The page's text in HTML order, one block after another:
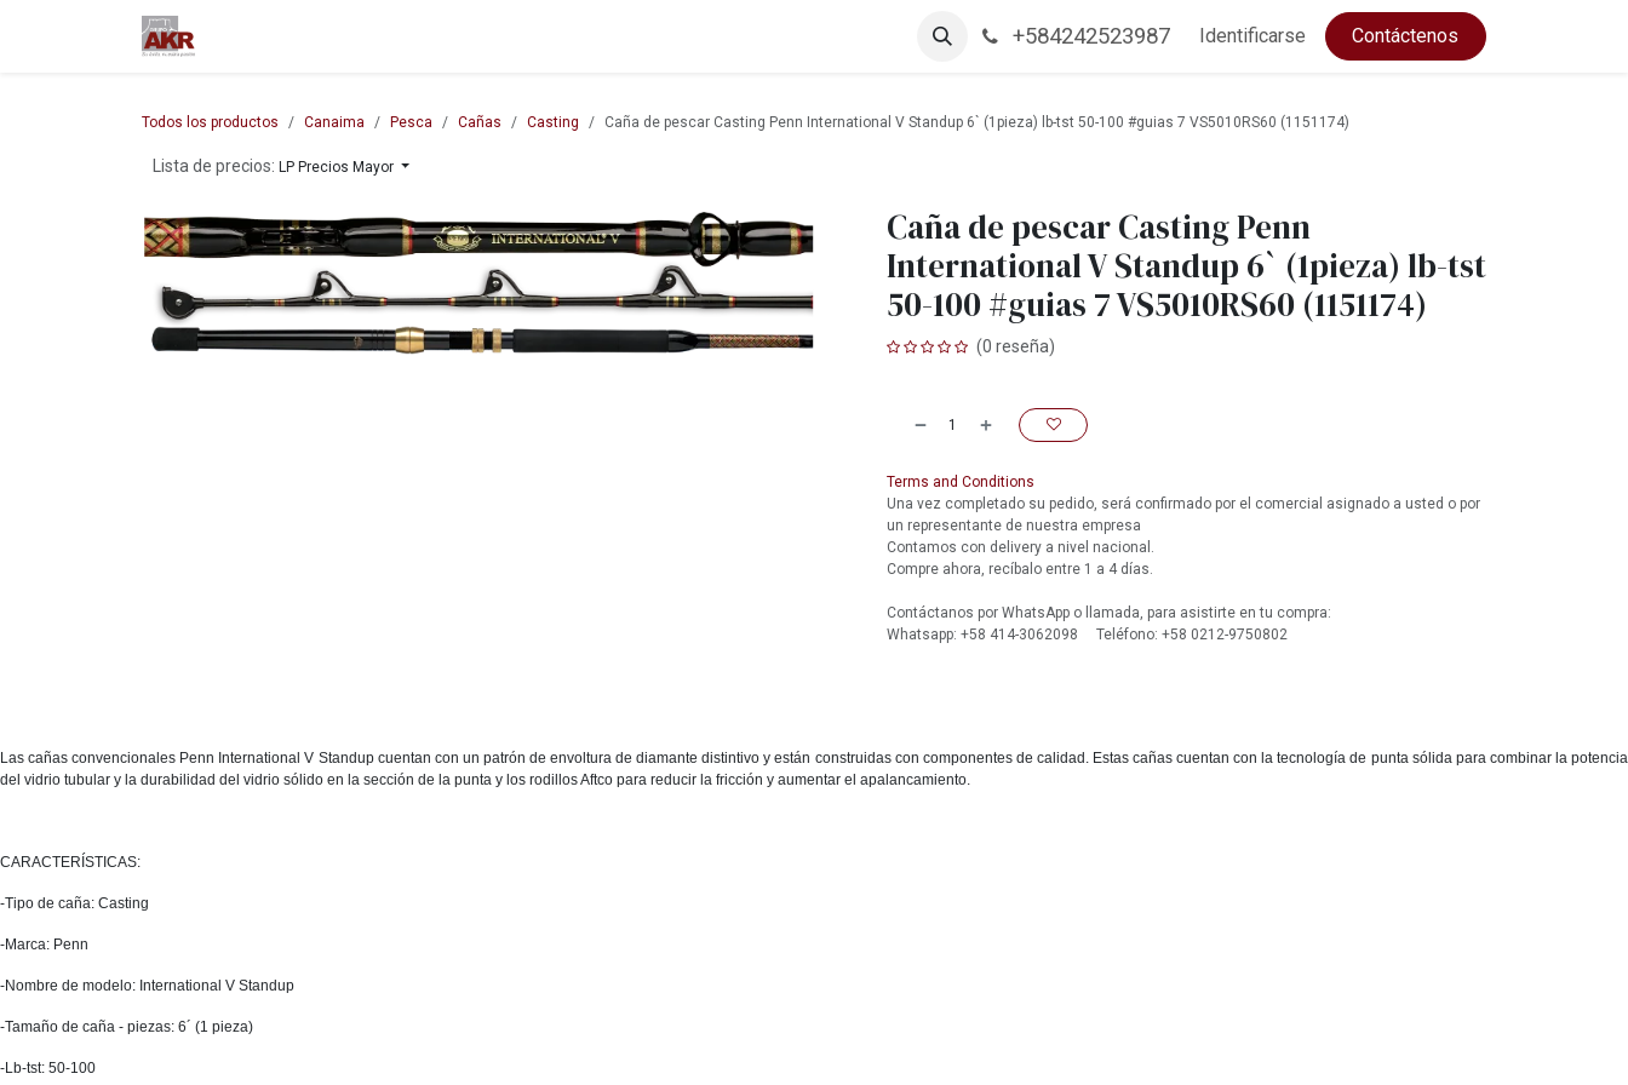
Empleos +584242523987 Identificarse Contáctenos
Todos los productos Canaima Pesca Cañas Casting Caña de pescar Casting Penn International V Standup 6` (1pieza) lb-tst 50-100 #guias 7 VS5010RS60 (1151174)
Lista de precios: LP Precios Mayor
Caña de pescar Casting Penn
International V Standup 6` (1pieza) lb-tst
50-100 #guias 7 VS5010RS60 (1151174)
(0 reseña)
Terms and Conditions
Una vez completado su pedido, será confirmado por el comercial asignado a usted o por
un representante de nuestra empresa
Contamos con delivery a nivel nacional.
Compre ahora, recíbalo entre 1 a 4 días.
Contáctanos por WhatsApp o llamada, para asistirte en tu compra:
Whatsapp: +58 414-3062098 Teléfono: +58 0212-9750802
Las cañas convencionales Penn International V Standup cuentan con un patrón de envoltura de diamante distintivo y están construidas con componentes de calidad. Estas cañas cuentan con la tecnología de punta sólida para combinar la potencia
del vidrio tubular y la durabilidad del vidrio sólido en la sección de la punta y los rodillos Aftco para reducir la fricción y aumentar el apalancamiento.
CARACTERÍSTICAS:
-Tipo de caña: Casting
-Marca: Penn
-Nombre de modelo: International V Standup
-Tamaño de caña - piezas: 6´ (1 pieza)
-Lb-tst: 50-100